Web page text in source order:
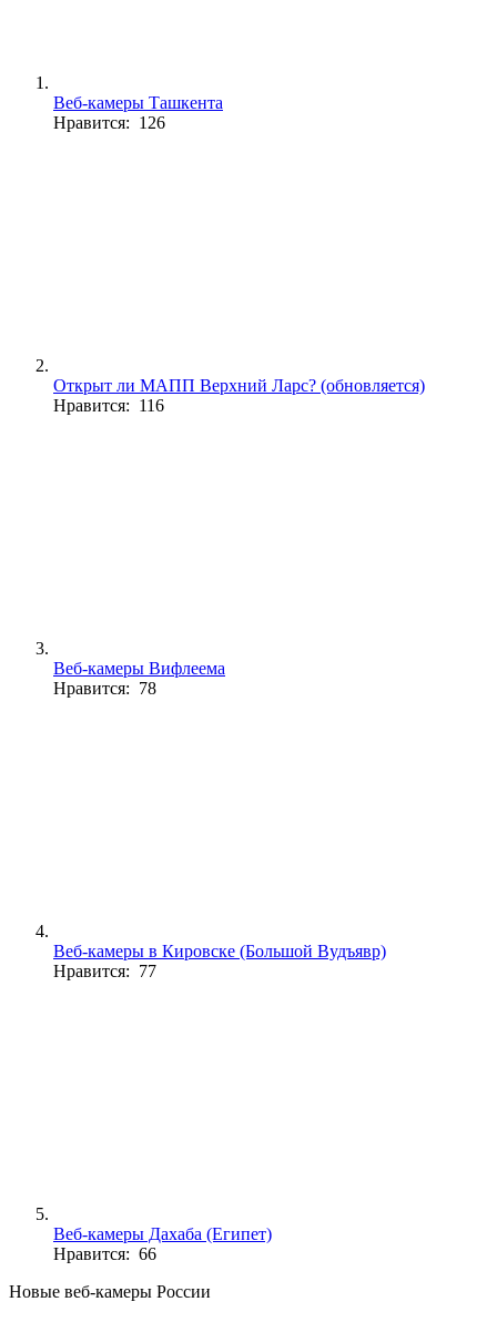
Веб-камеры Ташкента
Нравится: 126
Открыт ли МАПП Верхний Ларс? (обновляется)
Нравится: 116
Веб-камеры Вифлеема
Нравится: 78
Веб-камеры в Кировске (Большой Вудъявр)
Нравится: 77
Веб-камеры Дахаба (Египет)
Нравится: 66
Новые веб-камеры России